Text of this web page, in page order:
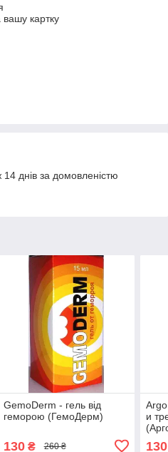
вашу картку
днів за домовленістю
GemoDerm - гель від
геморою (ГемоДерм)
130₴ 260 ₴
и
130